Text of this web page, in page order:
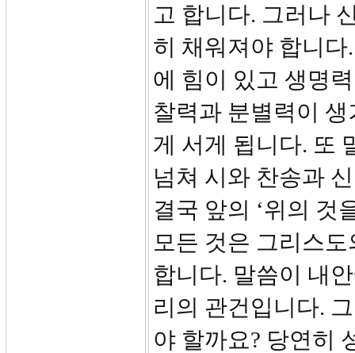
고 합니다. 그러나
히 채워져야 합니
에 힘이 있고 생명
찰력과 분별력이
게 서게 됩니다. 또
넘쳐 시와 찬송과
결국 앞의 ‘위의 것
모든 것은 그리스
합니다. 말씀이 내
리의 관건입니다.
야 할까요? 당연히